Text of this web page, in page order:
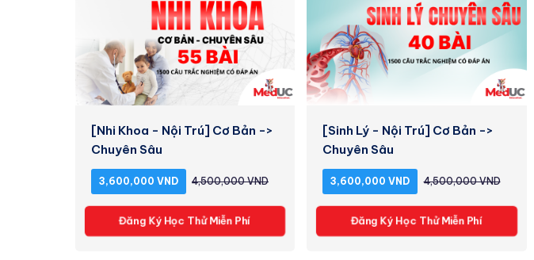
[Nhi Khoa - Nội Trú] Cơ Bản ->
Chuyên Sâu
3,600,000 VND 4,500,000 VND
Đăng Ký Học Thử Miễn Phí
[Sinh Lý - Nội Trú] Cơ Bản ->
Chuyên Sâu
3,600,000 VND 4,500,000 VND
Đăng Ký Học Thử Miễn Phí